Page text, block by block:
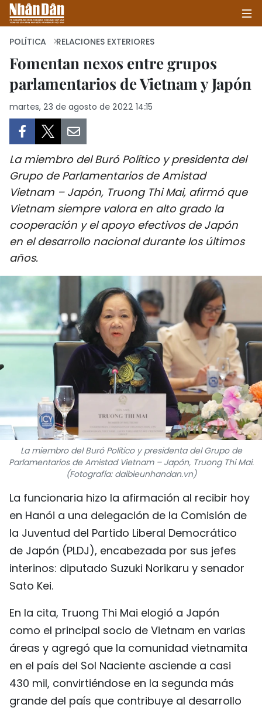
INICIO
POLÍTICA
SOCIEDAD
SALUD - MEDIO AMBIENTE
CULTURA - ENTRETENIMIENTO
INTERNACIONAL
DEPORTES
VIAJES
PUENTE DE AMISTAD
HISTORIAS MULTIMEDIA
FOTOGRAFÍA
¿QUIÉNES SOMOS?
TIẾNG VIỆT
中文
FRANÇAIS
РУССКИЙ
POLÍTICA RELACIONES EXTERIORES
Fomentan nexos entre grupos
parlamentarios de Vietnam y Japón
martes, 23 de agosto de 2022 14:15
La miembro del Buró Político y presidenta del
Grupo de Parlamentarios de Amistad
Vietnam – Japón, Truong Thi Mai, afirmó que
Vietnam siempre valora en alto grado la
cooperación y el apoyo efectivos de Japón
en el desarrollo nacional durante los últimos
años.
La miembro del Buró Político y presidenta del Grupo de
Parlamentarios de Amistad Vietnam – Japón, Truong Thi Mai.
(Fotografía: daibieunhandan.vn)
La funcionaria hizo la afirmación al recibir hoy
en Hanói a una delegación de la Comisión de
la Juventud del Partido Liberal Democrático
de Japón (PLDJ), encabezada por sus jefes
interinos: diputado Suzuki Norikaru y senador
Sato Kei.
En la cita, Truong Thi Mai elogió a Japón
como el principal socio de Vietnam en varias
áreas y agregó que la comunidad vietnamita
en el país del Sol Naciente asciende a casi
430 mil, convirtiéndose en la segunda más
grande del país que contribuye al desarrollo